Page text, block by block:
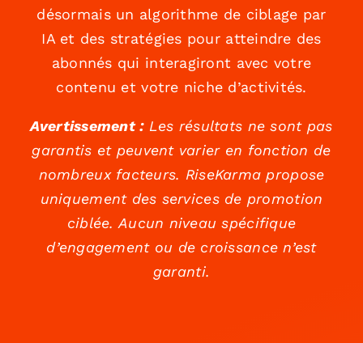
désormais un algorithme de ciblage par
IA et des stratégies pour atteindre des
abonnés qui interagiront avec votre
contenu et votre niche d’activités.
Avertissement :Les résultats ne sont pas
garantis et peuvent varier en fonction de
nombreux facteurs. RiseKarma propose
uniquement des services de promotion
ciblée. Aucun niveau spécifique
d’engagement ou de croissance n’est
garanti.